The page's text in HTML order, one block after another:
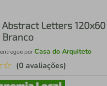
Abstract Letters
porCasa do Arquiteto
☆ (0 avaliações)